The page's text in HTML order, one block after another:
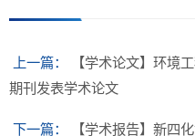
上一篇：
【学术论文】环境
期刊发表学术论文
下一篇：
【学术报告】新四